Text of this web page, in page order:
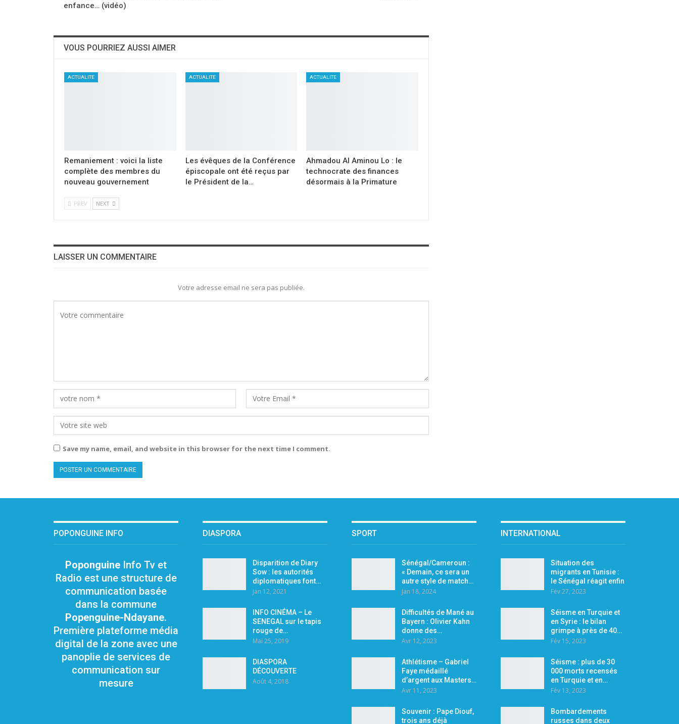
enfance… (vidéo)
VOUS POURRIEZ AUSSI AIMER
ACTUALITE
Remaniement : voici la liste
complète des membres du
nouveau gouvernement
ACTUALITE
Les évêques de la Conférence
épiscopale ont été reçus par
le Président de la…
ACTUALITE
Ahmadou Al Aminou Lo : le
technocrate des finances
désormais à la Primature
PREV NEXT
LAISSER UN COMMENTAIRE
Votre adresse email ne sera pas publiée.
Save my name, email, and website in this browser for the next time I comment.
POPONGUINE INFO
Poponguine Info Tv et
Radio est une structure de
communication basée
dans la commune
Popenguine-Ndayane.
Première plateforme média
digital de la zone avec une
panoplie de services de
communication sur
mesure
DIASPORA
Disparition de Diary
Sow : les autorités
diplomatiques font…
Jan 12, 2021
INFO CINÉMA – Le
SENEGAL sur le tapis
rouge de…
Mai 25, 2019
DIASPORA
DÉCOUVERTE
Août 4, 2018
SPORT
Sénégal/Cameroun :
« Demain, ce sera un
autre style de match…
Jan 18, 2024
Difficultés de Mané au
Bayern : Olivier Kahn
donne des…
Avr 12, 2023
Athlétisme – Gabriel
Faye médaillé
d’argent aux Masters…
Avr 11, 2023
Souvenir : Pape Diouf,
trois ans déjà
INTERNATIONAL
Situation des
migrants en Tunisie :
le Sénégal réagit enfin
Fév 27, 2023
Séisme en Turquie et
en Syrie : le bilan
grimpe à près de 40…
Fév 15, 2023
Séisme : plus de 30
000 morts recensés
en Turquie et en…
Fév 13, 2023
Bombardements
russes dans deux